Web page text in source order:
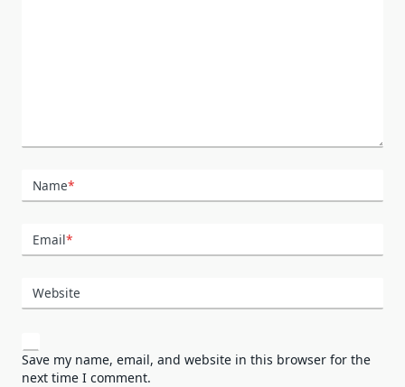
Name*
Email*
Website
Save my name, email, and website in this browser for the
next time I comment.